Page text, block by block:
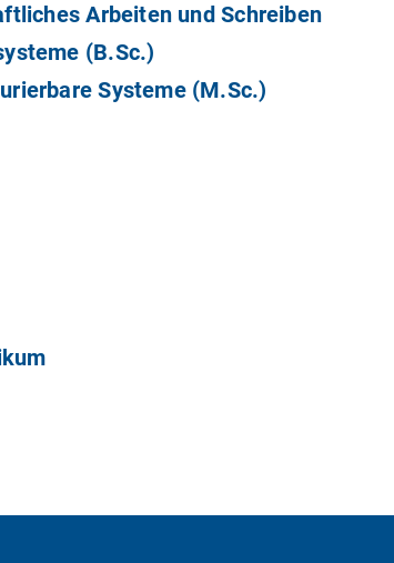
Arbeiten und Schreiben
(B.Sc.)
Systeme (M.Sc.)